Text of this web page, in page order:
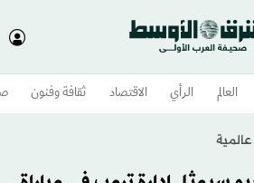
العالم الرأي الاقتصاد ثقافة وفنون